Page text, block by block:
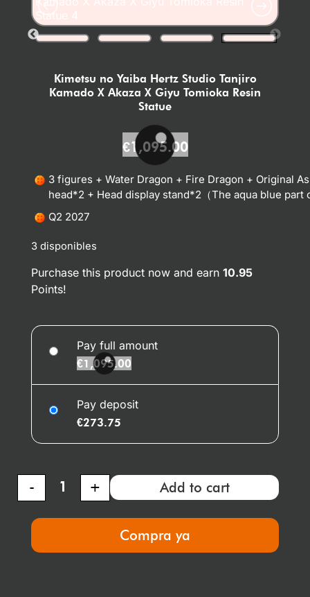
Kimetsu no Yaiba Hertz Studio Tanjiro
Kamado X Akaza X Giyu Tomioka Resin
Statue
€1,095.00
3 figures + Water Dragon + Fire Dragon + Original
head*2 + Head display stand*2（The aqua blue part
Q2 2027
3 disponibles
Purchase this product now and earn 10.95
Points!
Pay full amount
€1,095.00
Pay deposit
€273.75
- + Add to cart
Compra ya